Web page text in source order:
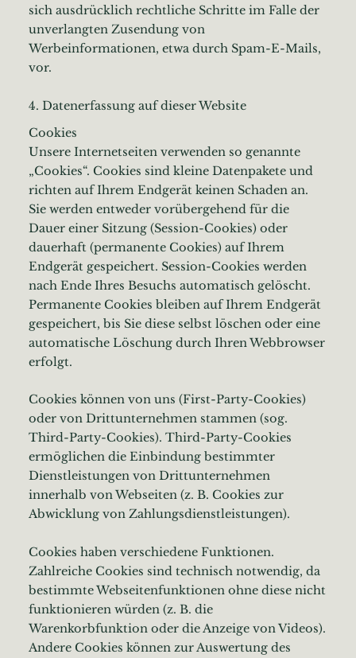
sich ausdrücklich rechtliche Schritte im Falle der
unverlangten Zusendung von
Werbeinformationen, etwa durch Spam-E-Mails,
vor.
4. Datenerfassung auf dieser Website
Cookies
Unsere Internetseiten verwenden so genannte
„Cookies“. Cookies sind kleine Datenpakete und
richten auf Ihrem Endgerät keinen Schaden an.
Sie werden entweder vorübergehend für die
Dauer einer Sitzung (Session-Cookies) oder
dauerhaft (permanente Cookies) auf Ihrem
Endgerät gespeichert. Session-Cookies werden
nach Ende Ihres Besuchs automatisch gelöscht.
Permanente Cookies bleiben auf Ihrem Endgerät
gespeichert, bis Sie diese selbst löschen oder eine
automatische Löschung durch Ihren Webbrowser
erfolgt.
Cookies können von uns (First-Party-Cookies)
oder von Drittunternehmen stammen (sog.
Third-Party-Cookies). Third-Party-Cookies
ermöglichen die Einbindung bestimmter
Dienstleistungen von Drittunternehmen
innerhalb von Webseiten (z. B. Cookies zur
Abwicklung von Zahlungsdienstleistungen).
Cookies haben verschiedene Funktionen.
Zahlreiche Cookies sind technisch notwendig, da
bestimmte Webseitenfunktionen ohne diese nicht
funktionieren würden (z. B. die
Warenkorbfunktion oder die Anzeige von Videos).
Andere Cookies können zur Auswertung des